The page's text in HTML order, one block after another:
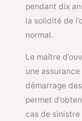
pendant dix
la solidité de
normal.
Le maître
une
démarrage
permet
cas de